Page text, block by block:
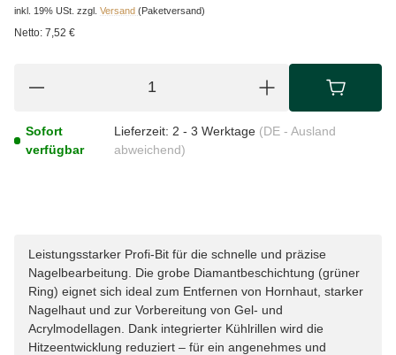
inkl. 19% USt. zzgl. Versand (Paketversand)
Netto: 7,52 €
Sofort
verfügbar
Lieferzeit: 2 - 3 Werktage (DE - Ausland
abweichend)
Leistungsstarker Profi-Bit für die schnelle und präzise
Nagelbearbeitung. Die grobe Diamantbeschichtung (grüner
Ring) eignet sich ideal zum Entfernen von Hornhaut, starker
Nagelhaut und zur Vorbereitung von Gel- und
Acrylmodellagen. Dank integrierter Kühlrillen wird die
Hitzeentwicklung reduziert – für ein angenehmes und